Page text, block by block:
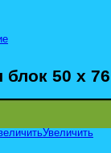
50 х
Увеличить